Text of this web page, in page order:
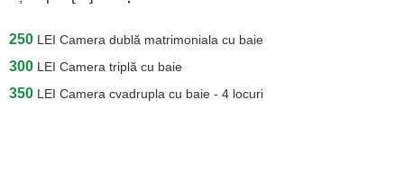
250 LEI Camera dublă matrimoniala cu baie
300 LEI Camera triplă cu baie
350 LEI Camera cvadrupla cu baie - 4 locuri